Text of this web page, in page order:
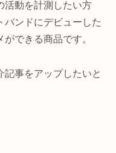
活動を計測したい方
バンドにデビューした
できる商品です。
記事をアップしたいと